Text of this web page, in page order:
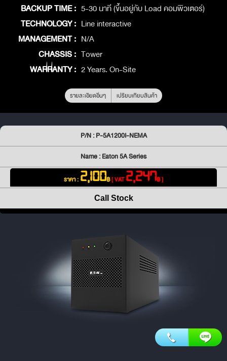
BACKUP TIME : 5-30 นาที (ขึ้นอยู่กับ Load คอมพิวเตอร์)
TECHNOLOGY : Line interactive
MANAGEMENT : N/A
CHASSIS : Tower
WARRANTY : 2 Years. On-Site
รายละเอียดอื่นๆ เปรียบเทียบสินค้า
P/N : P-5A1200I-NEMA
Name : Eaton 5A Series
ราคา : 2,100฿[ VAT2,247฿ ]
Call Stock